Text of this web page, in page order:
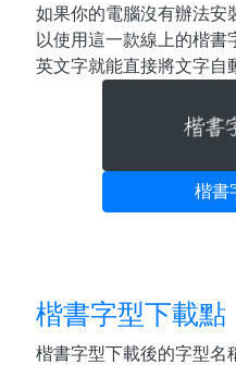
如果你的電腦沒有辦法安
以使用這一款線上的楷
英文字就能直接將文字自
楷書
楷書字型下載點
楷書字型下載後的字型名